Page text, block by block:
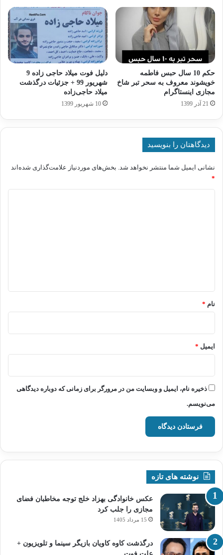
حکم 10 سال حبس فاطمه
خویشوند معروف به سحر تبر شاخ
مجازی اینستاگرام
21 آذر 1399
دلیل فوت میلاد حاجی زاده 9
شهریور 99 + جزئیات درگذشت
میلاد حاجی‌زاده
10 شهریور 1399
دیدگاهتان را بنویسید
نشانی ایمیل شما منتشر نخواهد شد. بخش‌های موردنیاز علامت‌گذاری شده‌اند
*
نام *
ایمیل *
ذخیره نام، ایمیل و وبسایت من در مرورگر برای زمانی که دوباره دیدگاهی
می‌نویسم.
نوشته های تازه
عکس خانوادگی بهزاد خلج توجه مخاطبان فضای
مجازی را جلب کرد
15 مرداد 1405
درگذشت کاوه کاویان بازیگر سینما و تلویزیون +